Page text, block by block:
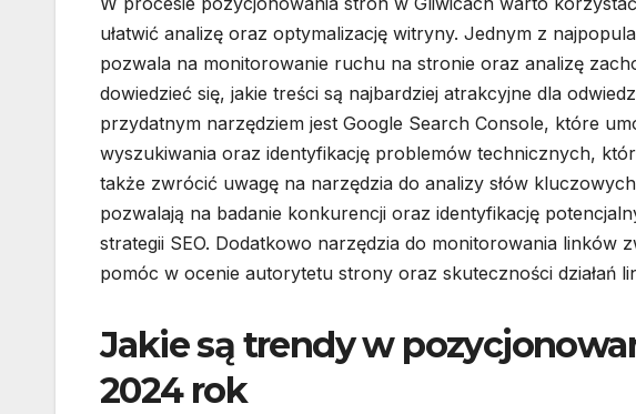
ułatwić analizę oraz optymalizację witryny. Jednym z
pozwala na monitorowanie ruchu na stronie oraz analizę
dowiedzieć się, jakie treści są najbardziej atrakcyjne dla
przydatnym narzędziem jest Google Search Console, które
wyszukiwania oraz identyfikację problemów technicznych,
także zwrócić uwagę na narzędzia do analizy słów
pozwalają na badanie konkurencji oraz identyfikację
strategii SEO. Dodatkowo narzędzia do monitorowania linków
pomóc w ocenie autorytetu strony oraz skuteczności działań
Jakie są trendy w
2024 rok